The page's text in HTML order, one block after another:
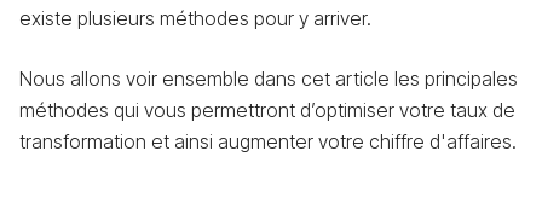
existe plusieurs méthodes pour y arriver.
Nous allons voir ensemble dans cet article les principales
méthodes qui vous permettront d’optimiser votre taux de
transformation et ainsi augmenter votre chiffre d'affaires.